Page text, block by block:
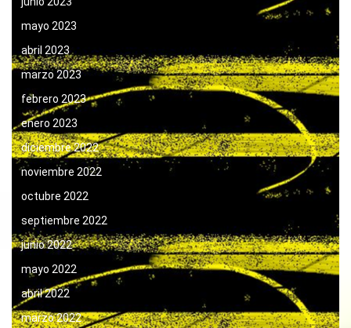
mayo 2023
abril 2023
marzo 2023
febrero 2023
enero 2023
diciembre 2022
noviembre 2022
octubre 2022
septiembre 2022
junio 2022
mayo 2022
abril 2022
marzo 2022